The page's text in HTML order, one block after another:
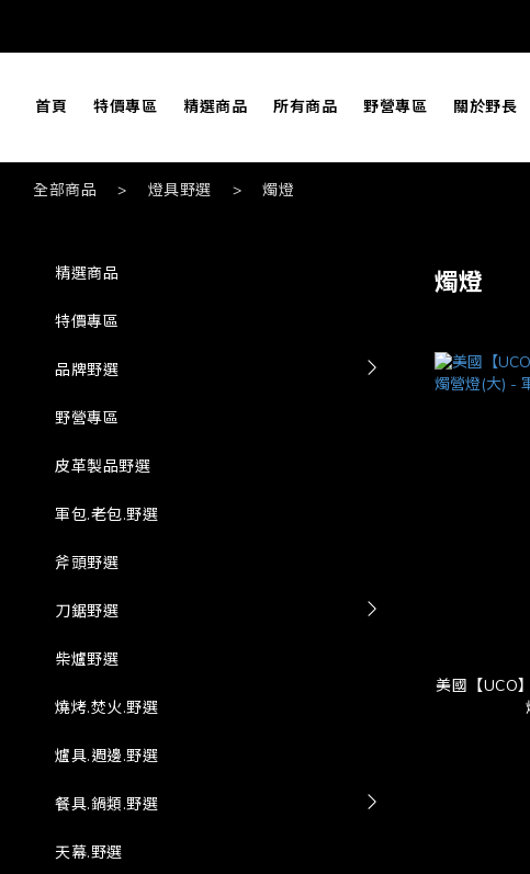
首頁 特價專區 精選商品 所有商品 野營專區 關於野長
全部商品 > 燈具野選 > 燭燈
精選商品
特價專區
品牌野選
野營專區
皮革製品野選
軍包.老包.野選
斧頭野選
刀鋸野選
柴爐野選
燒烤.焚火.野選
爐具.週邊.野選
餐具.鍋類.野選
天幕.野選
燭燈
美國【UCO